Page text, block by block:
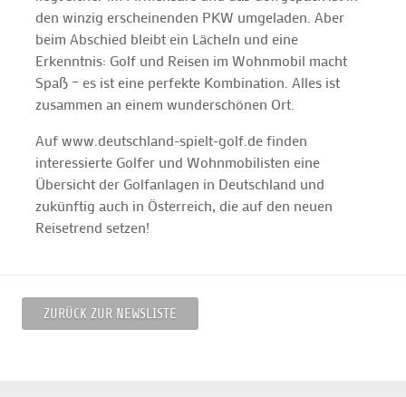
den winzig erscheinenden PKW umgeladen. Aber
beim Abschied bleibt ein Lächeln und eine
Erkenntnis: Golf und Reisen im Wohnmobil macht
Spaß – es ist eine perfekte Kombination. Alles ist
zusammen an einem wunderschönen Ort.
Auf www.deutschland-spielt-golf.de finden
interessierte Golfer und Wohnmobilisten eine
Übersicht der Golfanlagen in Deutschland und
zukünftig auch in Österreich, die auf den neuen
Reisetrend setzen!
ZURÜCK ZUR NEWSLISTE